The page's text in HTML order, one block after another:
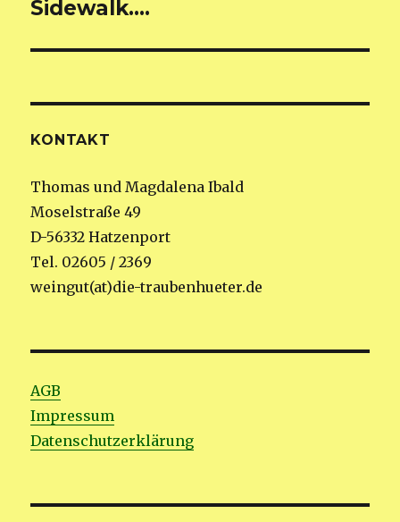
Sidewalk….
KONTAKT
Thomas und Magdalena Ibald
Moselstraße 49
D-56332 Hatzenport
Tel. 02605 / 2369
weingut(at)die-traubenhueter.de
AGB
Impressum
Datenschutzerklärung